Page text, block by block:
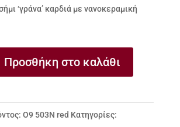
‘γράνα’ καρδιά με νανοκεραμική
Προσθήκη στο καλάθι
Ο9 503Ν red Κατηγορίες: